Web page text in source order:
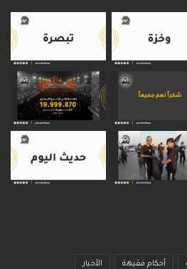
أحكام فقيهة الأخبار